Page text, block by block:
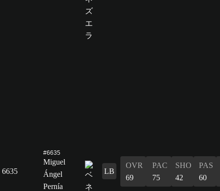
6635
#6635
Miguel
Ángel
Pernía
LB
OVR
69
PAC
75
SHO
42
PAS
60